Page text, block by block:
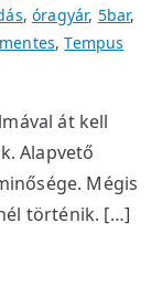
,óragyár, 5bar,
,Tempus
át kell
Alapvető
Mégis
történik. […]